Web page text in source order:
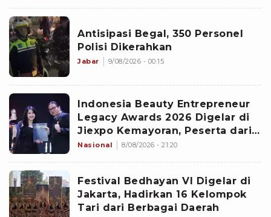
Antisipasi Begal, 350 Personel
Polisi Dikerahkan
Jabar 9/08/2026 - 00:15
Indonesia Beauty Entrepreneur
Legacy Awards 2026 Digelar di
Jiexpo Kemayoran, Peserta dari
4 Negara Adu Karya PMU
Nasional 8/08/2026 - 21:20
Festival Bedhayan VI Digelar di
Jakarta, Hadirkan 16 Kelompok
Tari dari Berbagai Daerah